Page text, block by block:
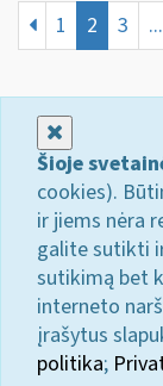
1 2 3 ...
Šioje
cookies).
ir jiems nėra
galite sutikti
sutikimą bet
interneto
įrašytus
politika;